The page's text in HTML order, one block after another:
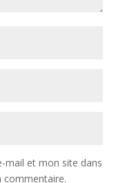
mail et mon site dans
commentaire.